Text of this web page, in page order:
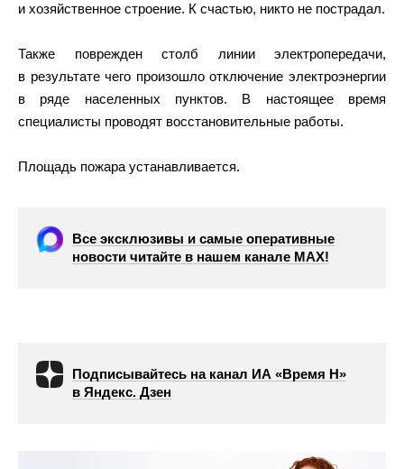
и хозяйственное строение. К счастью, никто не пострадал.
Также поврежден столб линии электропередачи,
в результате чего произошло отключение электроэнергии
в ряде населенных пунктов. В настоящее время
специалисты проводят восстановительные работы.
Площадь пожара устанавливается.
Все эксклюзивы и самые оперативные
новости читайте в нашем канале МАХ!
Подписывайтесь на канал ИА «Время Н»
в Яндекс. Дзен